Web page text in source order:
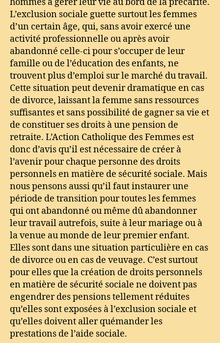
L’exclusion sociale guette surtout les femmes
d’un certain âge, qui, sans avoir exercé une
activité professionnelle ou après avoir
abandonné celle-ci pour s’occuper de leur
famille ou de l’éducation des enfants, ne
trouvent plus d’emploi sur le marché du travail.
Cette situation peut devenir dramatique en cas
de divorce, laissant la femme sans ressources
suffisantes et sans possibilité de gagner sa vie et
de constituer ses droits à une pension de
retraite. L’Action Catholique des Femmes est
donc d’avis qu’il est nécessaire de créer à
l’avenir pour chaque personne des droits
personnels en matière de sécurité sociale. Mais
nous pensons aussi qu’il faut instaurer une
période de transition pour toutes les femmes
qui ont abandonné ou même dû abandonner
leur travail autrefois, suite à leur mariage ou à
la venue au monde de leur premier enfant.
Elles sont dans une situation particulière en cas
de divorce ou en cas de veuvage. C’est surtout
pour elles que la création de droits personnels
en matière de sécurité sociale ne doivent pas
engendrer des pensions tellement réduites
qu’elles sont exposées à l’exclusion sociale et
qu’elles doivent aller quémander les
prestations de l’aide sociale.